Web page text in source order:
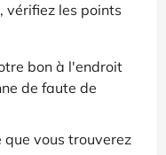
vérifiez les points
bon à l'endroit
de faute de
que vous trouverez